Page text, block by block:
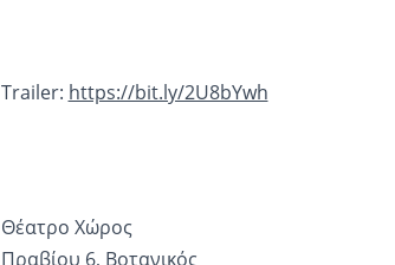
Trailer: https://bit.ly/2U8bYwh
Θέατρο Χώρος
Πραβίου 6, Βοτανικός